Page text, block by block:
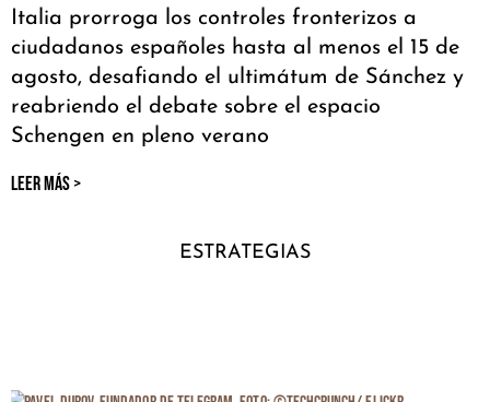
Italia prorroga los controles fronterizos a
ciudadanos españoles hasta al menos el 15 de
agosto, desafiando el ultimátum de Sánchez y
reabriendo el debate sobre el espacio
Schengen en pleno verano
LEER MÁS >
ESTRATEGIAS